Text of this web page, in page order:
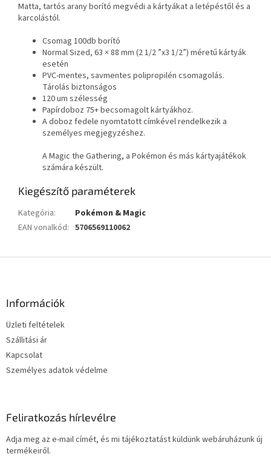
Matta, tartós arany borító megvédi a kártyákat a letépéstől és a
karcolástól.
Csomag 100db borító
Normal Sized, 63 × 88 mm (2 1/2 ”x3 1/2”) méretű kártyák
esetén
PVC-mentes, savmentes polipropilén csomagolás.
Tárolás biztonságos
120 um szélesség
Papírdoboz 75+ becsomagolt kártyákhoz.
A doboz fedele nyomtatott címkével rendelkezik a
személyes megjegyzéshez.
A Magic the Gathering, a Pokémon és más kártyajátékok
számára készült.
Kiegészítő paraméterek
Kategória:
Pokémon & Magic
EAN vonalkód: 5706569110062
Információk
Üzleti feltételek
Szállitási ár
Kapcsolat
Személyes adatok védelme
Feliratkozás hírlevélre
Adja meg az e-mail címét, és mi tájékoztatást küldünk webáruházunk új
termékeiről.